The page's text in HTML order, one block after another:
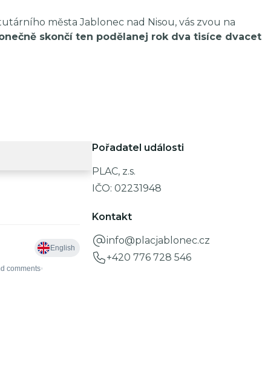
města Jablonec nad Nisou, vás zvou na
skončí ten podělanej rok dva tisíce dvacet
Pořadatel události
PLAC, z.s.
IČO:02231948
Kontakt
info@placjablonec.cz
+420 776 728 546